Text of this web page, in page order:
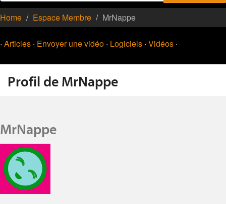
Home Espace Membre MrNappe
· Articles · Envoyer une vidéo · Logiciels · Vidéos ·
Profil de MrNappe
MrNappe